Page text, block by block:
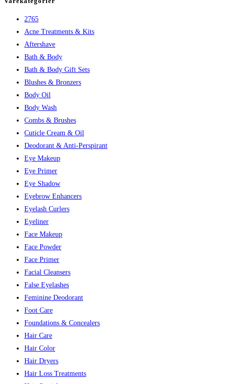
2765
Acne Treatments & Kits
Aftershave
Bath & Body
Bath & Body Gift Sets
Blushes & Bronzers
Body Oil
Body Wash
Combs & Brushes
Cuticle Cream & Oil
Deodorant & Anti-Perspirant
Eye Makeup
Eye Primer
Eye Shadow
Eyebrow Enhancers
Eyelash Curlers
Eyeliner
Face Makeup
Face Powder
Face Primer
Facial Cleansers
False Eyelashes
Feminine Deodorant
Foot Care
Foundations & Concealers
Hair Care
Hair Color
Hair Dryers
Hair Loss Treatments